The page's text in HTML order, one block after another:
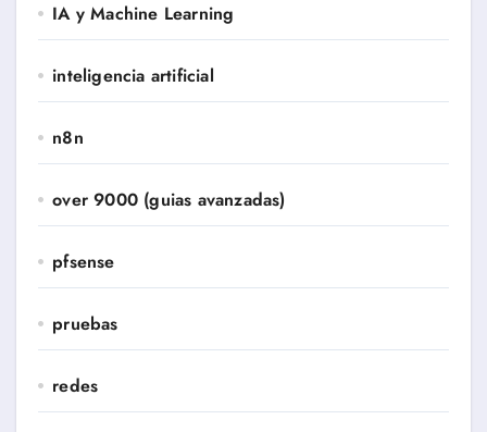
IA y Machine Learning
inteligencia artificial
n8n
over 9000 (guias avanzadas)
pfsense
pruebas
redes